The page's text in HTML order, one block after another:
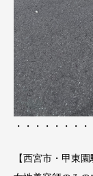
・・・・・・・
【西宮市・甲東園